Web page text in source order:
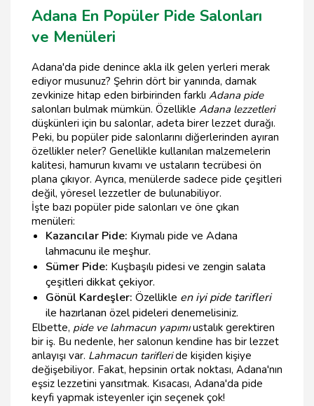
Adana En Popüler Pide Salonları
ve Menüleri
Adana'da pide denince akla ilk gelen yerleri merak
ediyor musunuz? Şehrin dört bir yanında, damak
zevkinize hitap eden birbirinden farklı Adana pide
salonları bulmak mümkün. Özellikle Adana lezzetleri
düşkünleri için bu salonlar, adeta birer lezzet durağı.
Peki, bu popüler pide salonlarını diğerlerinden ayıran
özellikler neler? Genellikle kullanılan malzemelerin
kalitesi, hamurun kıvamı ve ustaların tecrübesi ön
plana çıkıyor. Ayrıca, menülerde sadece pide çeşitleri
değil, yöresel lezzetler de bulunabiliyor.
İşte bazı popüler pide salonları ve öne çıkan
menüleri:
Kazancılar Pide: Kıymalı pide ve Adana
lahmacunu ile meşhur.
Sümer Pide: Kuşbaşılı pidesi ve zengin salata
çeşitleri dikkat çekiyor.
Gönül Kardeşler: Özellikle en iyi pide tarifleri
ile hazırlanan özel pideleri denemelisiniz.
Elbette, pide ve lahmacun yapımıustalık gerektiren
bir iş. Bu nedenle, her salonun kendine has bir lezzet
anlayışı var. Lahmacun tarifleride kişiden kişiye
değişebiliyor. Fakat, hepsinin ortak noktası, Adana'nın
eşsiz lezzetini yansıtmak. Kısacası, Adana'da pide
keyfi yapmak isteyenler için seçenek çok!